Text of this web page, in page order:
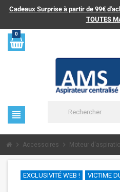
Cadeaux Surprise à partir de 99€
TOUTES
0
view_headline
chevron_right Accessoires chevron_right Moteur
EXCLUSIVITÉ WEB ! VICTIME